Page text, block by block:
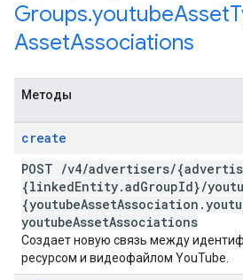
Groups.youtubeAsset
AssetAssociations
Методы
create
POST /v4/advertisers/
{linkedEntity.adGroupId}/
{youtubeAssetAssociation .
youtubeAssetAssociations
Создает новую связь между
ресурсом и видеофайлом YouTube.